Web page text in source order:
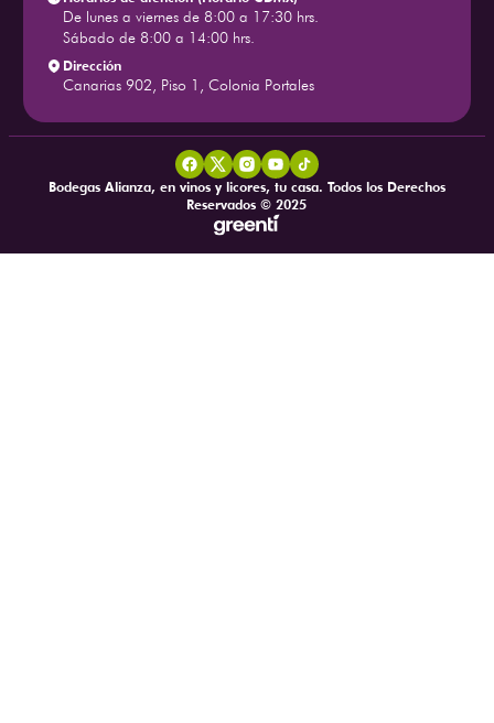
De lunes a viernes de 8:00 a 17:30 hrs.
Sábado de 8:00 a 14:00 hrs.
Dirección
Canarias 902, Piso 1, Colonia Portales
Bodegas Alianza, en vinos y licores, tu casa. Todos los Derechos
Reservados © 2025